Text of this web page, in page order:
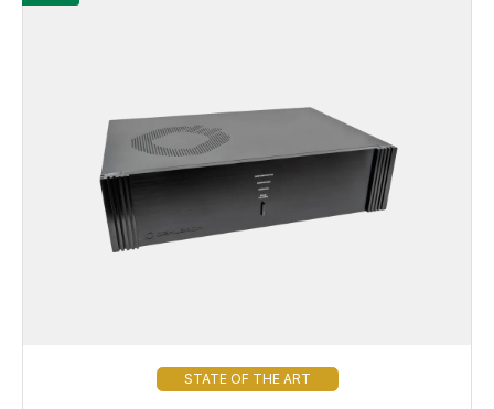
STATE OF THE ART